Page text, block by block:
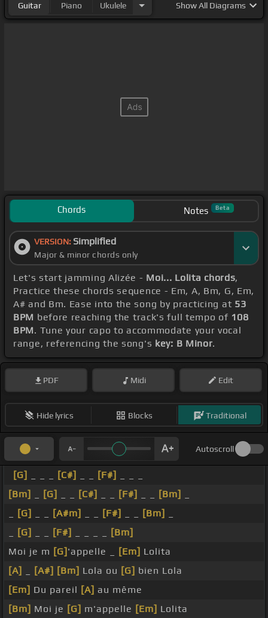
Guitar Piano Ukulele ShowAll Diagrams
Chords Notes Beta
VERSION: Simplified
Major & minor chords only
Let's start jamming Alizée - Moi... Lolita chords,
Practice these chords sequence - Em, A, Bm, G, Em,
A# and Bm. Ease into the song by practicing at 53
BPM before reaching the track's full tempo of 108
BPM. Tune your capo to accommodate your vocal
range, referencing the song's key: B Minor.
PDF Midi Edit
Hide lyrics Blocks Traditional
Autoscroll
[G] [C#] [F#]
[Bm]
[G] [C#] [F#] [Bm]
[G] [A#m] [F#] [Bm]
[G] [F#]
[Bm]
Moi je m [G] 'appelle _ [Em] Lolita
[A]
[A#] [Bm] Lola ou [G] bien Lola
[Em] Du pareil [A] au même
[Bm] Moi je [G] m'appelle [Em] Lolita